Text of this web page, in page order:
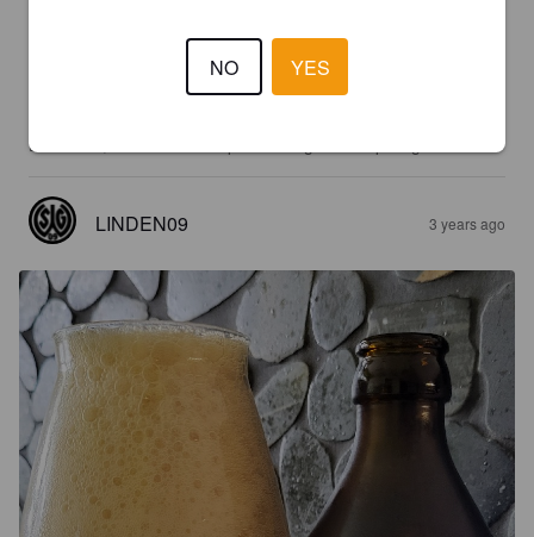
Malznote. Im Hintergrund ein säuerlicher Gegenspieler. Die
grasige Hopfenote die etwas Richtung Heu-Geschmack geht,
bleibt mild und im Hintergrund.
Das ist ok, mir aber eine Spur zu aufgedreht spritzig.
LINDEN09 3 years ago
NO YES